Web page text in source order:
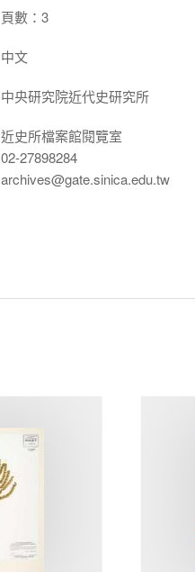
頁數：3
中文
中央研究院近代史研究所
近史所檔案館閱覽室
02-27898284
archives@gate.sinica.edu.tw